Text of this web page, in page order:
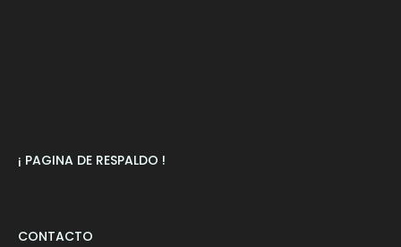
¡ PAGINA DE RESPALDO !
CONTACTO